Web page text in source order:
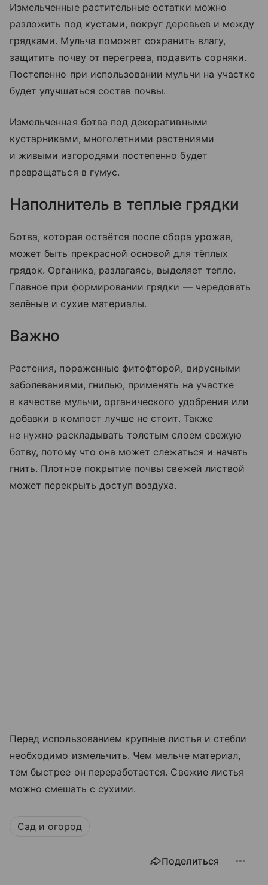
Измельченные растительные остатки можно
разложить под кустами, вокруг деревьев и между
грядками. Мульча поможет сохранить влагу,
защитить почву от перегрева, подавить сорняки.
Постепенно при использовании мульчи на участке
будет улучшаться состав почвы.
Измельченная ботва под декоративными
кустарниками, многолетними растениями
и живыми изгородями постепенно будет
превращаться в гумус.
Наполнитель в теплые грядки
Ботва, которая остаётся после сбора урожая,
может быть прекрасной основой для тёплых
грядок. Органика, разлагаясь, выделяет тепло.
Главное при формировании грядки — чередовать
зелёные и сухие материалы.
Важно
Растения, пораженные фитофторой, вирусными
заболеваниями, гнилью, применять на участке
в качестве мульчи, органического удобрения или
добавки в компост лучше не стоит. Также
не нужно раскладывать толстым слоем свежую
ботву, потому что она может слежаться и начать
гнить. Плотное покрытие почвы свежей листвой
может перекрыть доступ воздуха.
Перед использованием крупные листья и стебли
необходимо измельчить. Чем мельче материал,
тем быстрее он переработается. Свежие листья
можно смешать с сухими.
Сад и огород
Поделиться